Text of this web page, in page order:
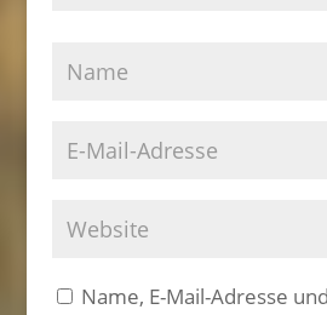
Name, E-Mail-Adresse